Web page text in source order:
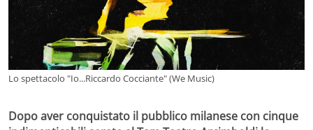
Lo spettacolo "Io...Riccardo Cocciante" (We Music)
Dopo aver conquistato il pubblico milanese con cinque